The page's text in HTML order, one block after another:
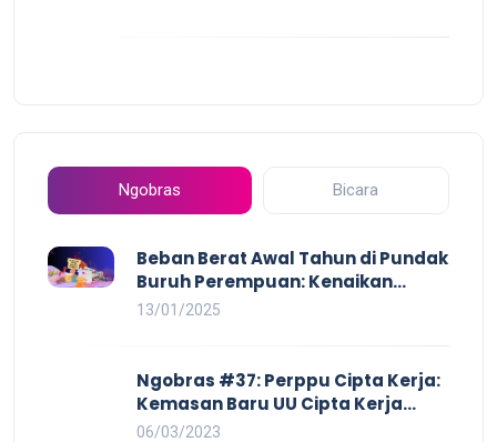
Ngobras Bicara
Beban Berat Awal Tahun di Pundak
Buruh Perempuan: Kenaikan
Harga yang Mencekik, Ancaman
13/01/2025
Ngobras #37: Perppu Cipta Kerja:
Kemasan Baru UU Cipta Kerja
yang Semakin Merugikan Buruh
06/03/2023